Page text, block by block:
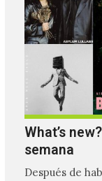
What’s
semana
Después de